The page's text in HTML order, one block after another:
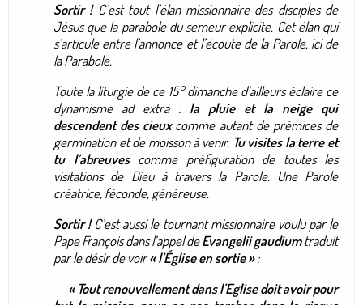
Sortir ! C’est tout l’élan missionnaire des disciples de
Jésus que la parabole du semeur explicite. Cet élan qui
s’articule entre l’annonce et l’écoute de la Parole, ici de
la Parabole.
Toute la liturgie de ce 15° dimanche d’ailleurs éclaire ce
dynamisme ad extra : la pluie et la neige qui
descendent des cieuxcomme autant de prémices de
germination et de moisson à venir. Tu visites la terre et
tu l’abreuvescomme préfiguration de toutes les
visitations de Dieu à travers la Parole. Une Parole
créatrice, féconde, généreuse.
Sortir !C’est aussi le tournant missionnaire voulu par le
Pape François dans l’appel deEvangelii gaudiumtraduit
par le désir de voir« l’Église en sortie »:
« Tout renouvellement dans l’Eglise doit avoir pour